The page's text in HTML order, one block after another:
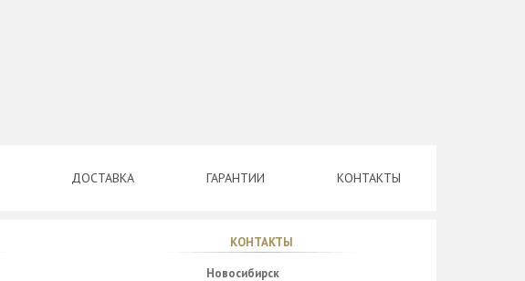
ДОСТАВКА ГАРАНТИИ КОНТАКТЫ
КОНТАКТЫ
Новосибирск